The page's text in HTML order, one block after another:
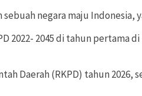
negara maju Indonesia,
2022- 2045 di tahun pertama
Daerah (RKPD) tahun 2026,